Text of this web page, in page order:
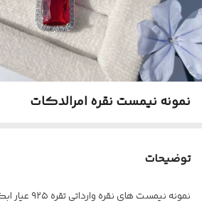
نمونه نیمست نقره امرالدکات
توضیحات
نمونه نیمست